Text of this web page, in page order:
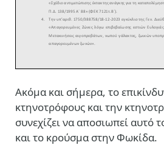
Ακόμα και σήμερα, το
κτηνοτρόφους και την
συνεχίζει να αποσιωπεί αυτό
και το κρούσμα στην Φωκίδα.